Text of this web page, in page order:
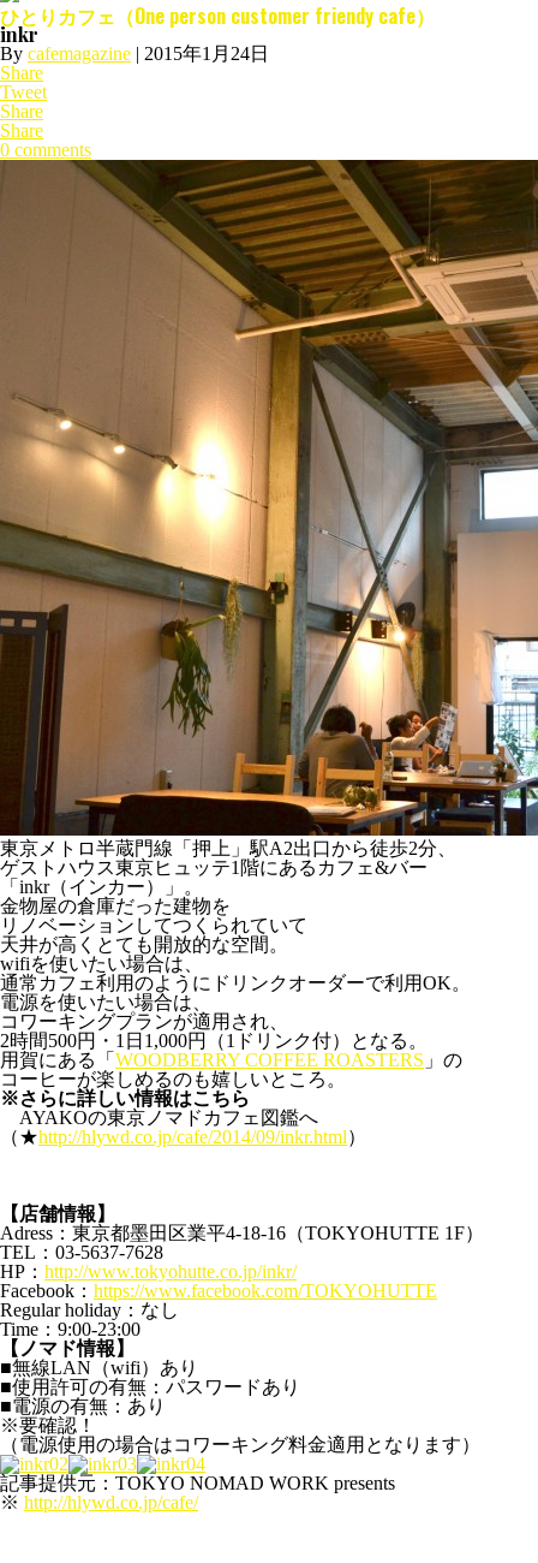
ひとりカフェ（One person customer friendy cafe）
inkr
By cafemagazine | 2015年1月24日
Share
Tweet
Share
Share
0 comments
東京メトロ半蔵門線「押上」駅A2出口から徒歩2分、
ゲストハウス東京ヒュッテ1階にあるカフェ&バー
「inkr（インカー）」。
金物屋の倉庫だった建物を
リノベーションしてつくられていて
天井が高くとても開放的な空間。
wifiを使いたい場合は、
通常カフェ利用のようにドリンクオーダーで利用OK。
電源を使いたい場合は、
コワーキングプランが適用され、
2時間500円・1日1,000円（1ドリンク付）となる。
用賀にある「 WOODBERRY COFFEE ROASTERS 」の
コーヒーが楽しめるのも嬉しいところ。
※さらに詳しい情報はこちら
AYAKOの東京ノマドカフェ図鑑へ
（★http://hlywd.co.jp/cafe/2014/09/inkr.html）
【店舗情報】
Adress：東京都墨田区業平4-18-16（TOKYOHUTTE 1F）
TEL：03-5637-7628
HP： http://www.tokyohutte.co.jp/inkr/
Facebook： https://www.facebook.com/TOKYOHUTTE
Regular holiday：なし
Time：9:00-23:00
【ノマド情報】
■無線LAN（wifi）あり
■使用許可の有無：パスワードあり
■電源の有無：あり
※要確認！
（電源使用の場合はコワーキング料金適用となります）
記事提供元：TOKYO NOMAD WORK presents
※ http://hlywd.co.jp/cafe/